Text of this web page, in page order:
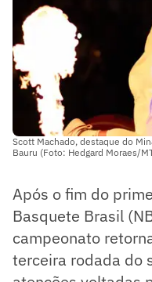
Scott Machado, destaque do
Bauru (Foto: Hedgard Moraes/
Após o fim do
Basquete Brasil
campeonato
terceira rodada do